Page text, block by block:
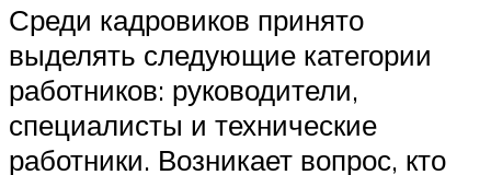
Среди кадровиков принято
выделять следующие категории
работников: руководители,
специалисты и технические
работники. Возникает вопрос, кто